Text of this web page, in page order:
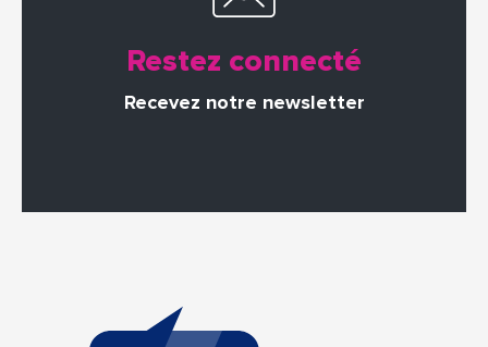
Restez connecté
Recevez notre newsletter